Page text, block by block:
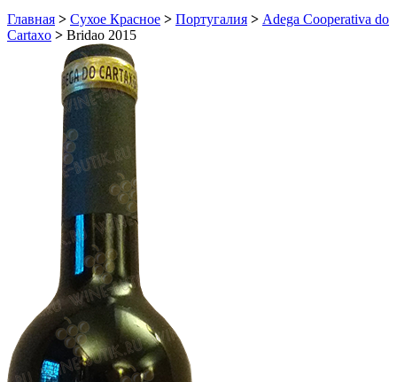
Главная > Сухое Красное > Португалия > Adega Cooperativa do
Cartaxo > Bridao 2015